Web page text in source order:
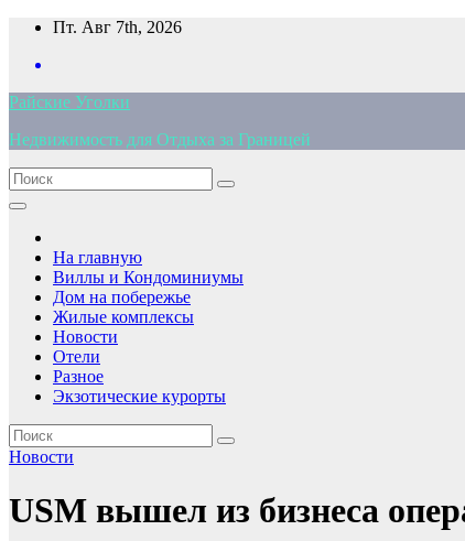
Перейти
содержимому
Пт. Авг 7th, 2026
Райские Уголки
Недвижимость для Отдыха за Границей
На главную
Виллы и Кондоминиумы
Дом на побережье
Жилые комплексы
Новости
Отели
Разное
Экзотические курорты
Новости
USM вышел из бизнеса